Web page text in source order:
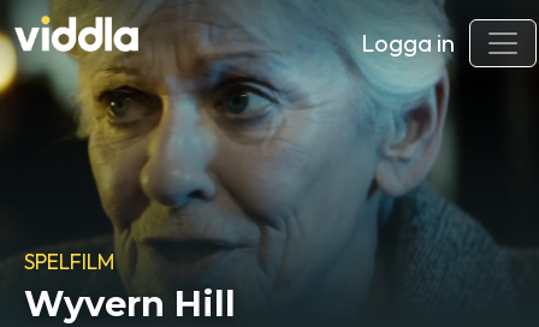
Logga in
SPELFILM
Wyvern Hill